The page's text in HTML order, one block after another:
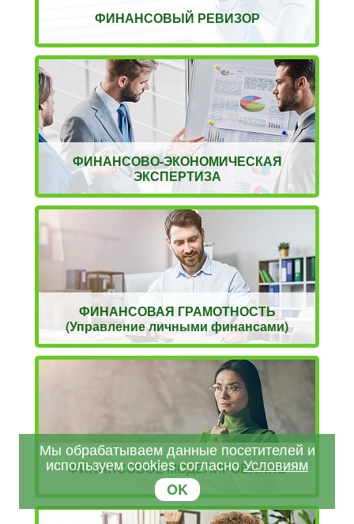
ФИНАНСОВЫЙ РЕВИЗОР
ФИНАНСОВО-ЭКОНОМИЧЕСКАЯ
ЭКСПЕРТИЗА
ФИНАНСОВАЯ ГРАМОТНОСТЬ
(Управление личными финансами)
ФИНАНСОВОЕ МОДЕЛИРОВАНИЕ
Мы обрабатываем данные посетителей и
используем cookies согласноУсловиям
OK